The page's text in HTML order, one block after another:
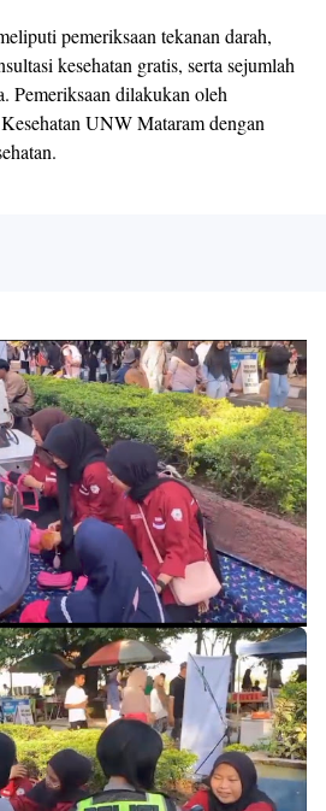
pemeriksaan tekanan darah,
kesehatan gratis, serta sejumlah
Pemeriksaan dilakukan oleh
UNW Mataram dengan